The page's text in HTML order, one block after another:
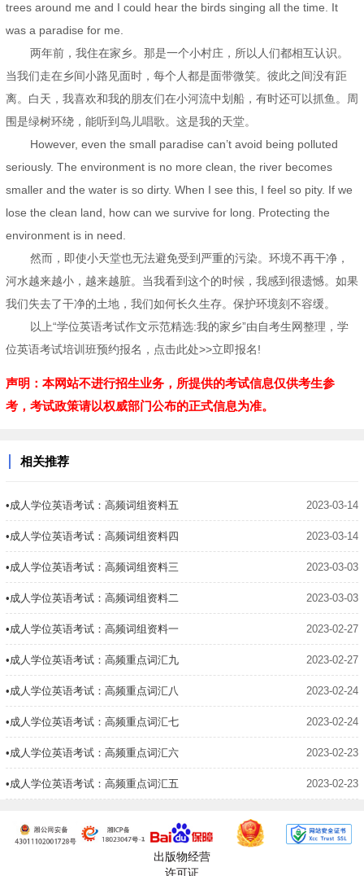
trees around me and I could hear the birds singing all the time. It
was a paradise for me.
两年前，我住在家乡。那是一个小村庄，所以人们都相互认识。
当我们走在乡间小路见面时，每个人都是面带微笑。彼此之间没有距
离。白天，我喜欢和我的朋友们在小河流中划船，有时还可以抓鱼。周
围是绿树环绕，能听到鸟儿唱歌。这是我的天堂。
However, even the small paradise can’t avoid being polluted
seriously. The environment is no more clean, the river becomes
smaller and the water is so dirty. When I see this, I feel so pity. If we
lose the clean land, how can we survive for long. Protecting the
environment is in need.
然而，即使小天堂也无法避免受到严重的污染。环境不再干净，
河水越来越小，越来越脏。当我看到这个的时候，我感到很遗憾。如果
我们失去了干净的土地，我们如何长久生存。保护环境刻不容缓。
以上“学位英语考试作文示范精选:我的家乡”由自考生网整理，学
位英语考试培训班预约报名，点击此处>>立即报名!
声明：本网站不进行招生业务，所提供的考试信息仅供考生参
考，考试政策请以权威部门公布的正式信息为准。
相关推荐
•成人学位英语考试：高频词组资料五 2023-03-14
•成人学位英语考试：高频词组资料四 2023-03-14
•成人学位英语考试：高频词组资料三 2023-03-03
•成人学位英语考试：高频词组资料二 2023-03-03
•成人学位英语考试：高频词组资料一 2023-02-27
•成人学位英语考试：高频重点词汇九 2023-02-27
•成人学位英语考试：高频重点词汇八 2023-02-24
•成人学位英语考试：高频重点词汇七 2023-02-24
•成人学位英语考试：高频重点词汇六 2023-02-23
•成人学位英语考试：高频重点词汇五 2023-02-23
出版物经营
许可证